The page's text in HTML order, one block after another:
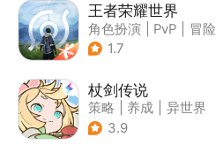
王者荣耀世界
角色扮演 PvP
冒险
| 开放世界
1.7
杖剑传说
策略 养成
异世界
| 二次元
3.9